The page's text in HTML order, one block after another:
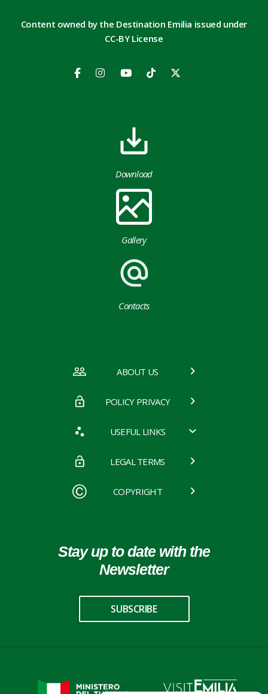
Content owned by the Destination Emilia issued under
CC-BY License
Download
Gallery
Contacts
ABOUT US
POLICY PRIVACY
USEFUL LINKS
LEGAL TERMS
COPYRIGHT
Stay up to date with the
Newsletter
SUBSCRIBE